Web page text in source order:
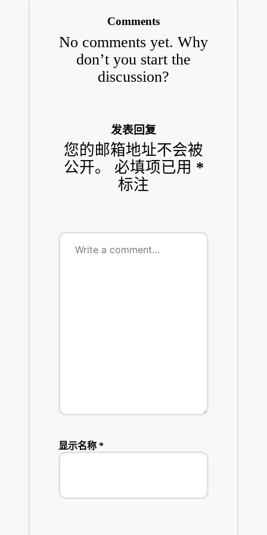
Comments
No comments yet. Why
don’t you start the
discussion?
发表回复
您的邮箱地址不会被
公开。
必填项已用 *
标注
显示名称 *